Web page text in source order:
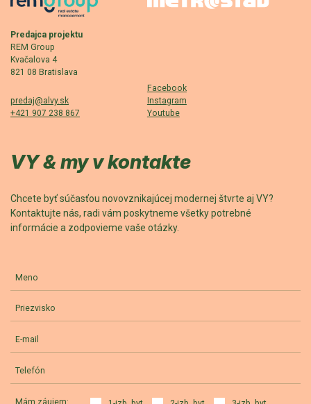
Predajca projektu
REM Group
Kvačalova 4
821 08 Bratislava
predaj@alvy.sk
+421 907 238 867
Facebook
Instagram
Youtube
VY & my v kontakte
Chcete byť súčasťou novovznikajúcej modernej štvrte aj VY?
Kontaktujte nás, radi vám poskytneme všetky potrebné
informácie a zodpovieme vaše otázky.
Meno
Priezvisko
E-mail
Telefón